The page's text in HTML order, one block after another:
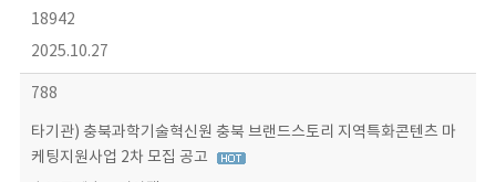
18942
2025.10.27
788
타기관) 충북과학기술혁신원 충북 브랜드스토리 지역특화콘텐츠 마
케팅지원사업 2차 모집 공고